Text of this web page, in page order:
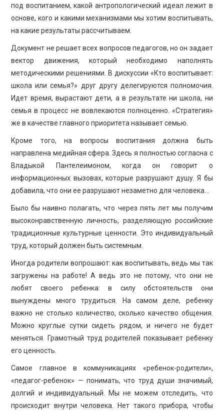
под воспитанием, какой антропологический идеал лежит в
основе, кого и какими механизмами мы хотим воспитывать,
на какие результаты рассчитываем.
Документ не решает всех вопросов педагогов, но он задает
вектор движения, который необходимо наполнять
методическими решениями. В дискуссии «Кто воспитывает:
школа или семья?» друг другу делегируются полномочия.
Идет время, вырастают дети, а в результате ни школа, ни
семья в процесс не вовлекаются полноценно. «Стратегия»
же в качестве главного приоритета называет семью.
Кроме того, на вопросы воспитания должна быть
направлена медийная сфера. Здесь я полностью согласна с
Владыкой Пантелеимоном, когда он говорит о
информационных вызовах, которые разрушают душу. Я бы
добавила, что они ее разрушают незаметно для человека…
Было бы наивно полагать, что через пять лет мы получим
высоконравственную личность, разделяющую российские
традиционные культурные ценности. Это индивидуальный
труд, который должен быть системным.
Иногда родители вопрошают: как воспитывать, ведь мы так
загружены на работе! А ведь это не потому, что они не
любят своего ребенка: в силу обстоятельств они
вынуждены много трудиться. На самом деле, ребенку
важно не столько количество, сколько качество общения.
Можно круглые сутки сидеть рядом, и ничего не будет
меняться. Грамотный труд родителей показывает ребенку
его ценность.
Самое главное в коммуникациях «ребенок-родители»,
«педагог-ребенок» — понимать, что труд души значимый,
долгий и индивидуальный. Мы не можем отследить, что
происходит внутри человека. Нет такого прибора, чтобы